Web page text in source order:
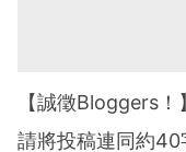
【誠徵Bloggers
請將投稿連同約